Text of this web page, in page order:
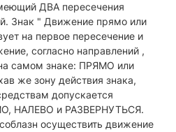
ДВА пересечения
Знак " Движение прямо или
на первое пересечение и
согласно направлений ,
самом знаке: ПРЯМО или
же зону действия знака,
допускается
НАЛЕВО и РАЗВЕРНУТЬСЯ.
осуществить движение